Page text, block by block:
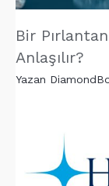
Bir
Anlaşılır?
Yazan